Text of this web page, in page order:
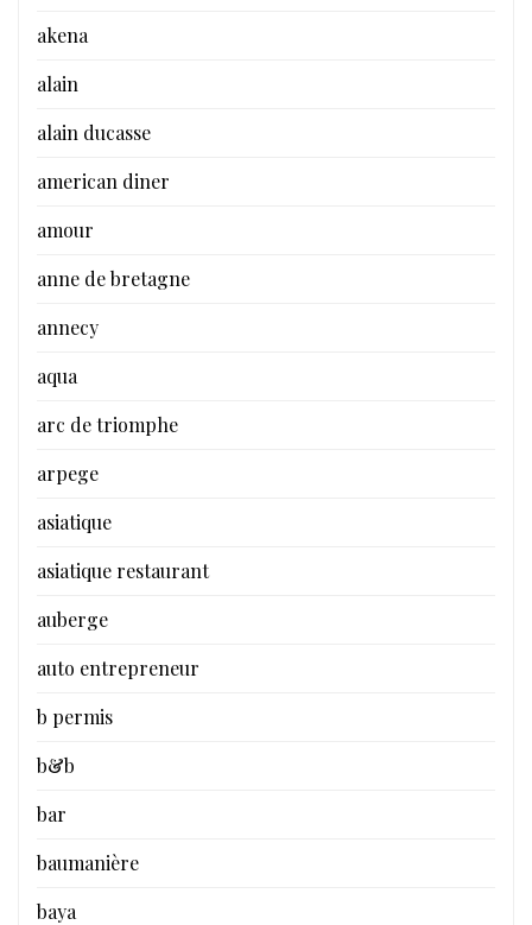
akena
alain
alain ducasse
american diner
amour
anne de bretagne
annecy
aqua
arc de triomphe
arpege
asiatique
asiatique restaurant
auberge
auto entrepreneur
b permis
b&b
bar
baumanière
baya